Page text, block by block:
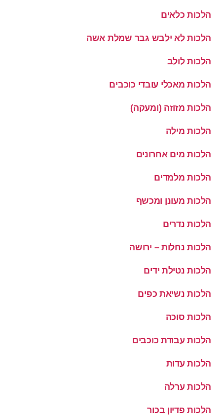
הלכות כלאים
הלכות לא ילבש גבר שמלת אשה
הלכות לולב
הלכות מאכלי עובדי כוכבים
הלכות מזוזה (ומעקה)
הלכות מילה
הלכות מים אחרונים
הלכות מלמדים
הלכות מעונן ומכשף
הלכות נדרים
הלכות נחלות – ירושה
הלכות נטילת ידים
הלכות נשיאת כפים
הלכות סוכה
הלכות עבודת כוכבים
הלכות עדות
הלכות ערלה
הלכות פדיון בכור